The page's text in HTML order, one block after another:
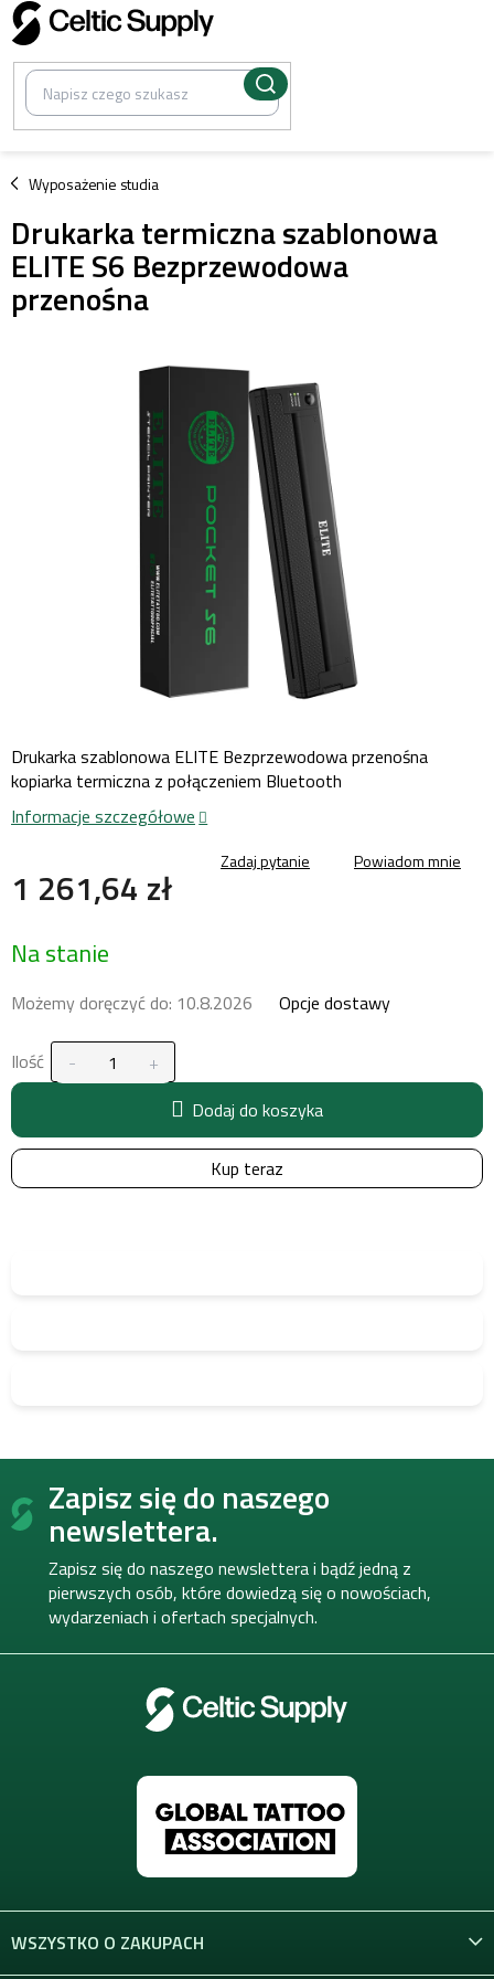
Przejść
do
treści
Wyposażenie studia
/
Drukarka termiczna szablonowa
ELITE S6 Bezprzewodowa
przenośna
1 261,64 zł
jednostkowa:
Na stanie
Możemy doręczyć do: 10.8.2026 Opcje dostawy
Ilość
Dodaj do koszyka
Kup teraz
Drukarka szablonowa ELITE Bezprzewodowa przenośna
kopiarka termiczna z połączeniem Bluetooth
Informacje szczegółowe
Zadaj pytanie Powiadom mnie
S
Zapisz się do naszego
newslettera.
Zapisz się do naszego newslettera i bądź jedną z
pierwszych osób, które dowiedzą się o nowościach,
wydarzeniach i ofertach specjalnych.
WSZYSTKO O ZAKUPACH